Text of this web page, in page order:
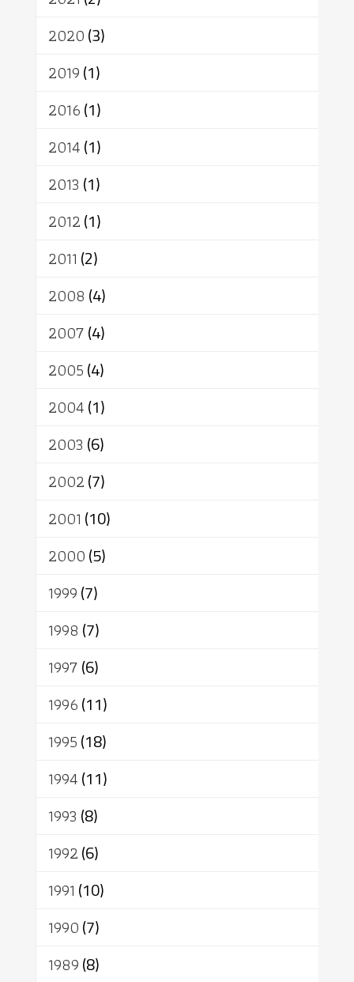
เทวดา
2020(3)
2019(1)
2016(1)
2014(1)
2013 (1)
2012(1)
2011 (2)
2008 (4)
2007(4)
2005(4)
2004(1)
2003 (6)
2002(7)
2001 (10)
2000(5)
1999(7)
1998 (7)
1997(6)
1996(11)
1995(18)
1994(11)
1993 (8)
1992(6)
1991 (10)
1990(7)
1989(8)